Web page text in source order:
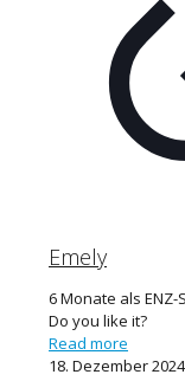
Emely
6 Monate als
Do you like it?
Read more
18. Dezember 2024